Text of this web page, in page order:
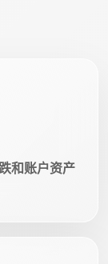
和账户资产